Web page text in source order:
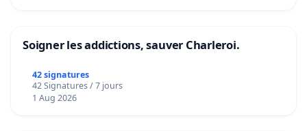
Soigner les addictions, sauver Charleroi.
42 signatures
42 Signatures / 7 jours
1 Aug 2026